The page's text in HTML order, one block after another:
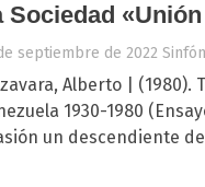
Sociedad
septiembre de 2022
Alberto |
1930-1980
un descendiente